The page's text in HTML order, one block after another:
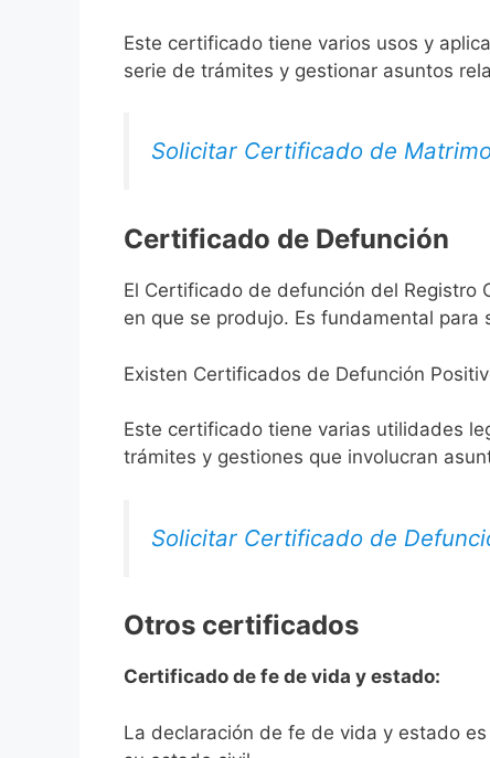
Este certificado tiene varios usos y
serie de trámites y gestionar asuntos
Solicitar Certificado de
Certificado de Defunción
El Certificado de defunción del Registro
en que se produjo. Es fundamental
Existen Certificados de Defunción
Este certificado tiene varias utilidades
trámites y gestiones que involucran
Solicitar Certificado de
Otros certificados
Certificado de fe de vida y estado:
La declaración de fe de vida y estado